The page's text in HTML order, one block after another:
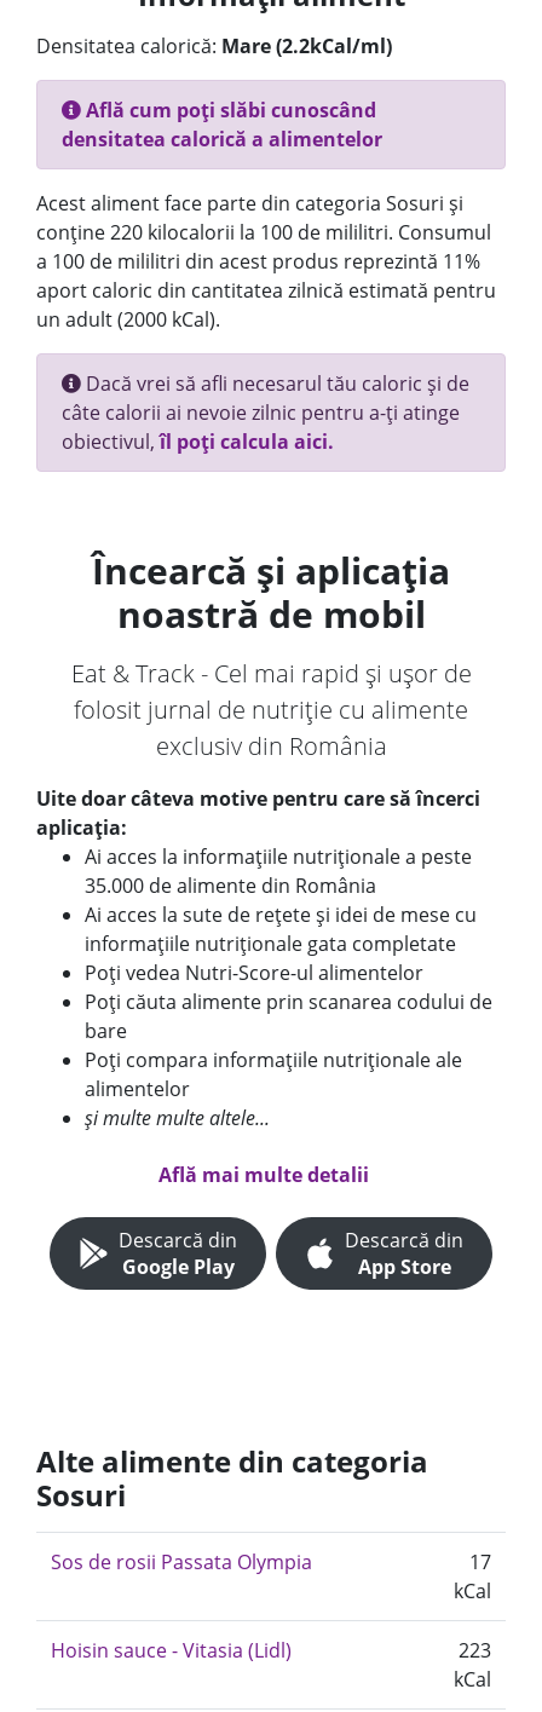
Densitatea calorică: Mare (2.2kCal/ml)
Află cum poți slăbi cunoscând
densitatea calorică a alimentelor
Acest aliment face parte din categoria Sosuri și
conține 220 kilocalorii la 100 de mililitri. Consumul
a 100 de mililitri din acest produs reprezintă 11%
aport caloric din cantitatea zilnică estimată pentru
un adult (2000 kCal).
Dacă vrei să afli necesarul tău caloric și de
câte calorii ai nevoie zilnic pentru a-ți atinge
obiectivul,îl poți calcula aici.
Încearcă și aplicația
noastră de mobil
Eat & Track - Cel mai rapid și ușor de
folosit jurnal de nutriție cu alimente
exclusiv din România
Uite doar câteva motive pentru care să încerci
aplicația:
Ai acces la informațiile nutriționale a peste
35.000 de alimente din România
Ai acces la sute de rețete și idei de mese cu
informațiile nutriționale gata completate
Poți vedea Nutri-Score-ul alimentelor
Poți căuta alimente prin scanarea codului de
bare
Poți compara informațiile nutriționale ale
alimentelor
și multe multe altele...
Află mai multe detalii
Descarcă din
Google Play
Descarcă din
App Store
Alte alimente din categoria
Sosuri
Sos de rosii Passata Olympia
17
kCal
Hoisin sauce - Vitasia (Lidl)
223
kCal